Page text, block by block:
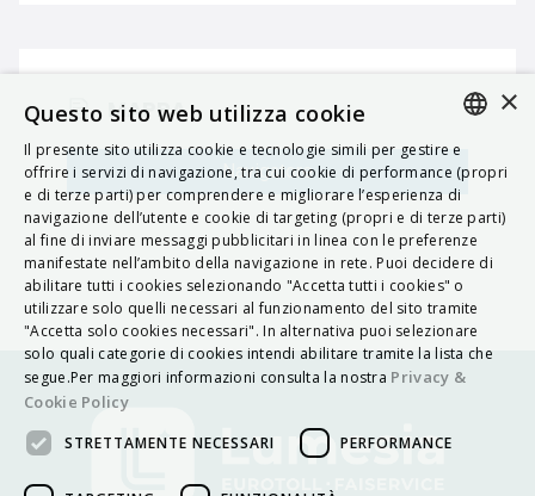
MAPPA
Navigatore ITALIAN
ENGLISH
FRENCH
HUNGARIAN
DEUTSCH
POLSKI
PORTUGUÊS
×
Questo sito web utilizza cookie
Il presente sito utilizza cookie e tecnologie simili per gestire e
offrire i servizi di navigazione, tra cui cookie di performance (propri
e di terze parti) per comprendere e migliorare l’esperienza di
navigazione dell’utente e cookie di targeting (propri e di terze parti)
al fine di inviare messaggi pubblicitari in linea con le preferenze
manifestate nell’ambito della navigazione in rete. Puoi decidere di
abilitare tutti i cookies selezionando "Accetta tutti i cookies" o
utilizzare solo quelli necessari al funzionamento del sito tramite
"Accetta solo cookies necessari". In alternativa puoi selezionare
solo quali categorie di cookies intendi abilitare tramite la lista che
segue.Per maggiori informazioni consulta la nostra Privacy &
Cookie Policy
STRETTAMENTE NECESSARI PERFORMANCE